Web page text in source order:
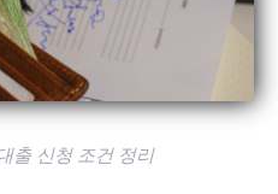
출 신청 조건 정리